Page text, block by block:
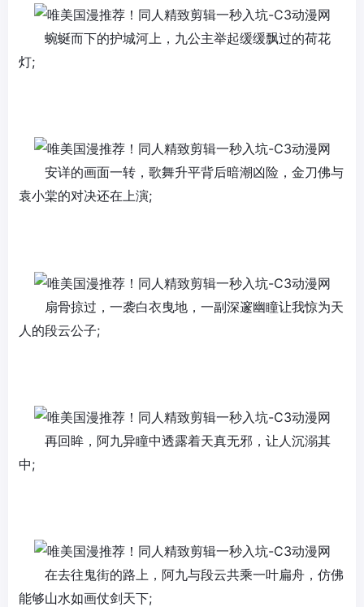
蜿蜒而下的护城河上，九公主举起缓缓飘过的荷花
灯;
安详的画面一转，歌舞升平背后暗潮凶险，金刀佛与
袁小棠的对决还在上演;
扇骨掠过，一袭白衣曳地，一副深邃幽瞳让我惊为天
人的段云公子;
再回眸，阿九异瞳中透露着天真无邪，让人沉溺其
中;
在去往鬼街的路上，阿九与段云共乘一叶扁舟，仿佛
能够山水如画仗剑天下;